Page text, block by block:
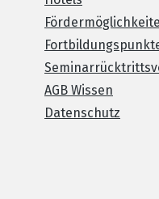
AGB Wissen
Datenschutz